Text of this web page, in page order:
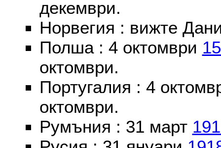
декември.
Норвегия : вижте
Полша : 4 октомври
октомври.
Португалия : 4
октомври.
Румъния : 31 март